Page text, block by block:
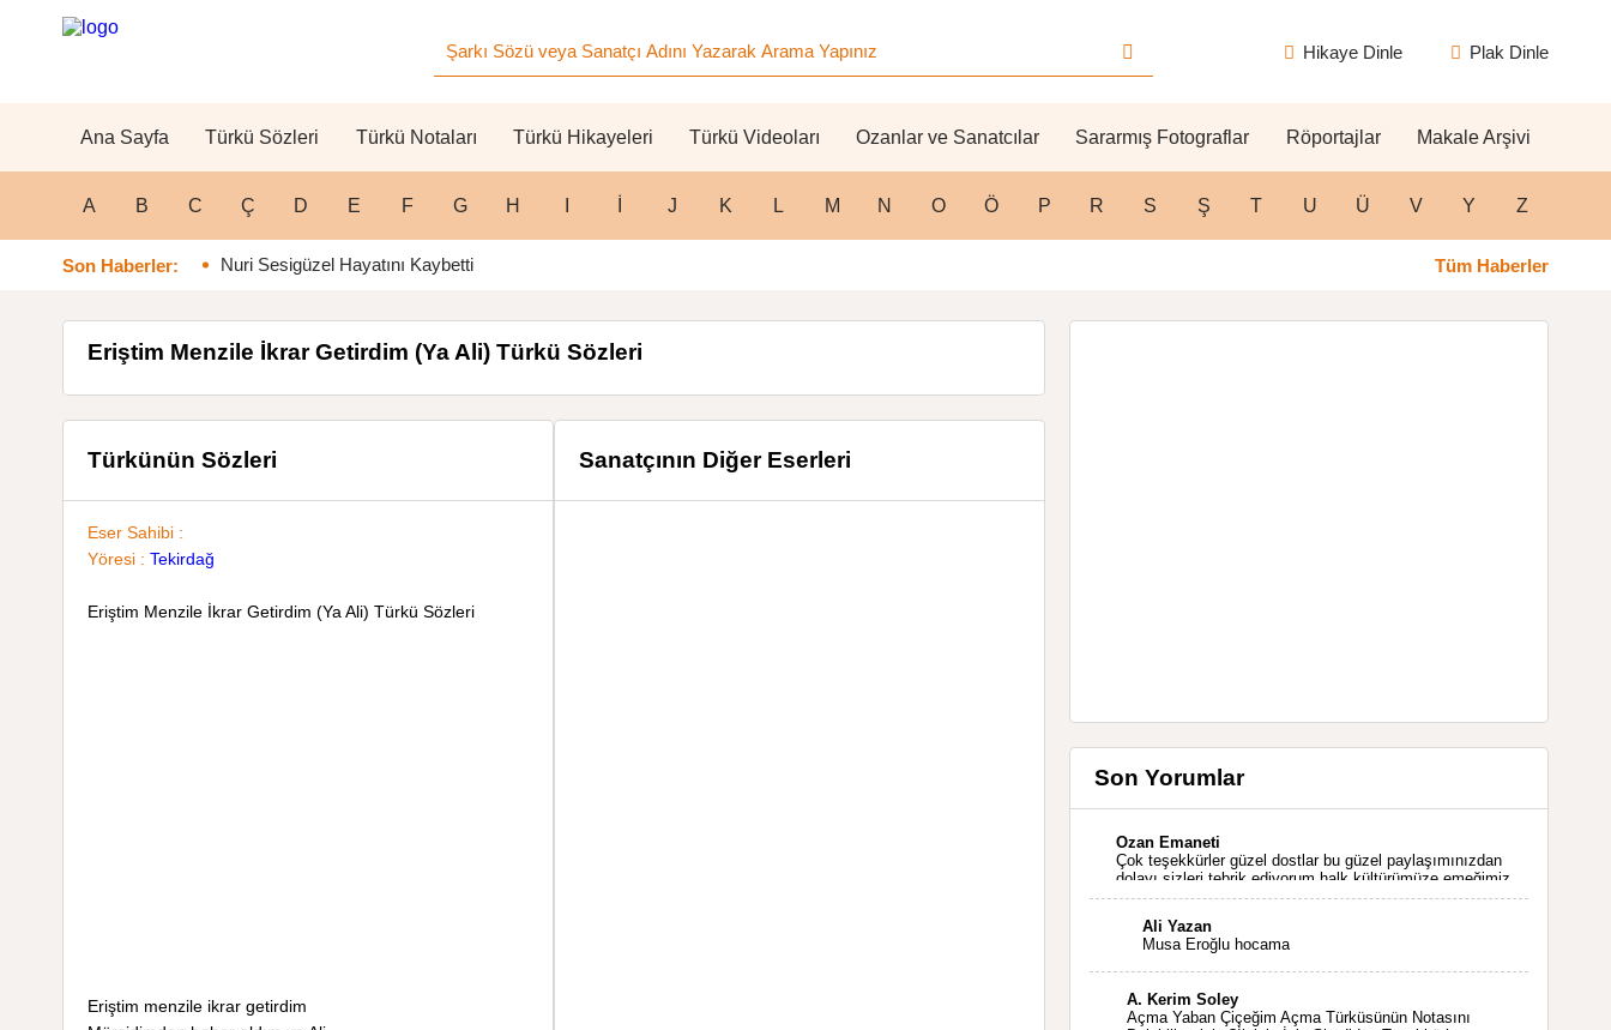
Hikaye Dinle Plak Dinle
Ana Sayfa Türkü Sözleri Türkü Notaları Türkü Hikayeleri Türkü Videoları Ozanlar ve Sanatcılar Sararmış Fotograflar Röportajlar Makale Arşivi
A B C Ç D E F G H J K L M N O Ö P R S Ş T U Ü V Y Z
Son Haberler: Nuri Sesigüzel Hayatını Kaybetti Tüm Haberler
Eriştim Menzile İkrar Getirdim (Ya Ali) Türkü Sözleri
Türkünün Sözleri
Eser Sahibi :
Yöresi : Tekirdağ
Eriştim Menzile İkrar Getirdim (Ya Ali) Türkü Sözleri
Eriştim menzile ikrar getirdim
Sanatçının Diğer Eserleri
Son Yorumlar
Ozan Emaneti
Çok teşekkürler güzel dostlar bu güzel paylaşımınızdan
dolayı sizleri tebrik ediyorum halk kültürümüze emeğimiz
geçti ise ne mutlu bizlere sizlerin sayesinde türkülerimiz
Ali Yazan
Musa Eroğlu hocama
A. Kerim Soley
Açma Yaban Çiçeğim Açma Türküsünün Notasını